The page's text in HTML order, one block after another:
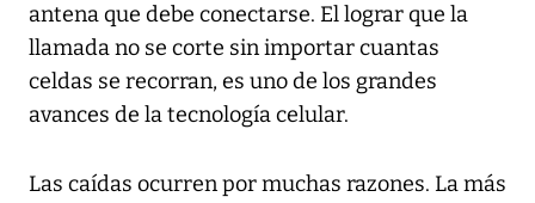
antena que debe conectarse. El lograr que la
llamada no se corte sin importar cuantas
celdas se recorran, es uno de los grandes
avances de la tecnología celular.
Las caídas ocurren por muchas razones. La más